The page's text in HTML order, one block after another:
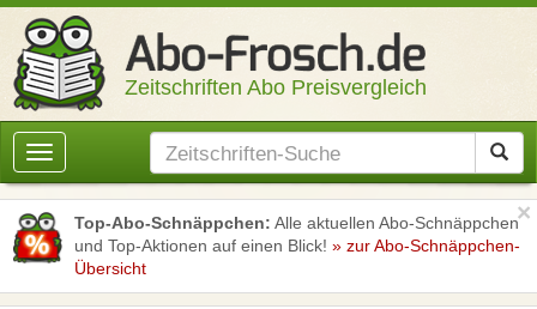
Zeitschriften Abo Preisvergleich
Toggle
navigation
Top-Abo-Schnäppchen: Alle aktuellen Abo-Schnäppchen
und Top-Aktionen auf einen Blick! » zur Abo-Schnäppchen-
Übersicht
×